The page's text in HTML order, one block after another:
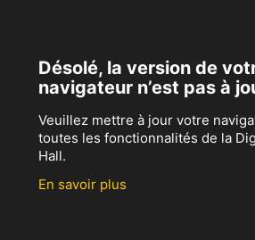
Désolé, la version de
navigateur n’est pas à
Veuillez mettre à jour votre
toutes les fonctionnalités de la
Hall.
En savoir plus